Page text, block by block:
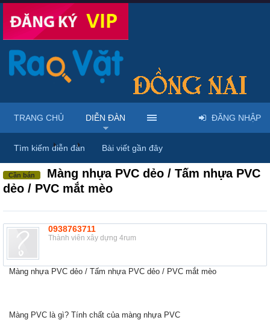
Diễn đàn ... Rao vặt tổng hợp - Uy tín - Miễn phí
Cần bán
Màng nhựa PVC dẻo / Tấm nhựa PVC
dẻo / PVC mắt mèo
0938763711
Thành viên xây dựng 4rum
Màng nhựa PVC dẻo / Tấm nhựa PVC dẻo / PVC mắt mèo
Màng PVC là gì? Tính chất của màng nhựa PVC
TRANG CHỦ DIỄN ĐÀN
Tìm kiếm diễn đàn Bài viết gần đây
ĐĂNG NHẬP